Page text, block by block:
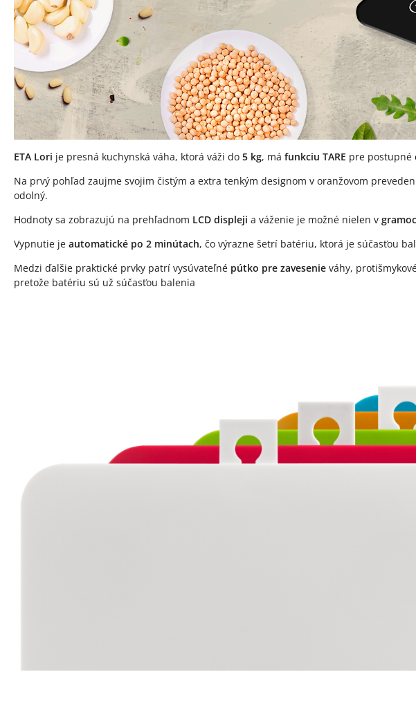
ETA Lori je presná kuchynská váha, ktorá váži do 5 kg, má funkciu TARE pre postupné
Na prvý pohľad zaujme svojim čistým a extra tenkým designom v oranžovom
odolný.
Hodnoty sa zobrazujú na prehľadnom LCD displeji a váženie je možné nielen v
Vypnutie je automatické po 2 minútach, čo výrazne šetrí batériu, ktorá je súčasťou
Medzi ďalšie praktické prvky patrí vysúvateľné pútko pre zavesenie váhy,
pretože batériu sú už súčasťou balenia